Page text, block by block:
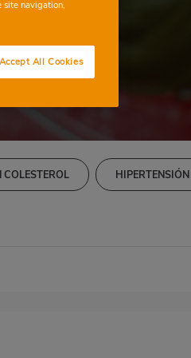
COLESTEROL HIPERTENSIÓN
site navigation,
Accept All Cookies